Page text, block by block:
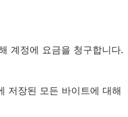
계정에 요금을 청구합니다.
저장된 모든 바이트에 대해